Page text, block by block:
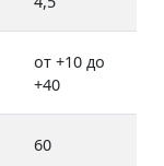
от +10 до
+40
60